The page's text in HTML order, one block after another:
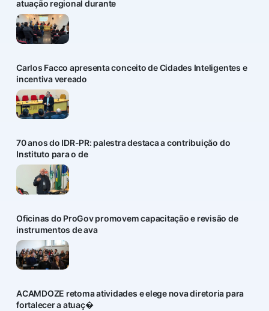
atuação regional durante
Carlos Facco apresenta conceito de Cidades Inteligentes e
incentiva vereado
70 anos do IDR-PR: palestra destaca a contribuição do
Instituto para o de
Oficinas do ProGov promovem capacitação e revisão de
instrumentos de ava
ACAMDOZE retoma atividades e elege nova diretoria para
fortalecer a atuaç�